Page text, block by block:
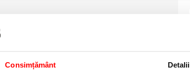
Consimțământ Detalii